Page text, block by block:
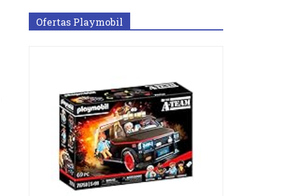
Ofertas Playmobil